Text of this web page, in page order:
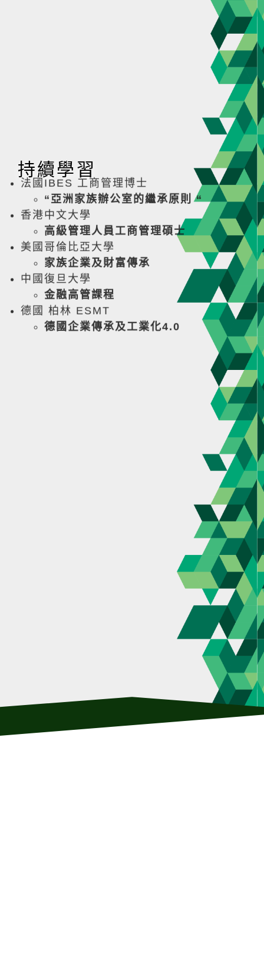
持續學習
法國IBES 工商管理博士
“亞洲家族辦公室的繼承原則 “
香港中文大學
高級管理人員工商管理碩士
美國哥倫比亞大學
家族企業及財富傳承
中國復旦大學
金融高管課程
德國 柏林 ESMT